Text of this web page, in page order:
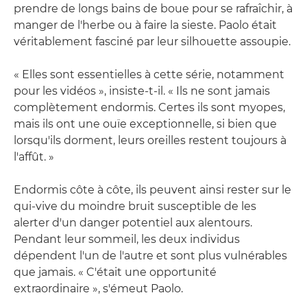
prendre de longs bains de boue pour se rafraîchir, à
manger de l'herbe ou à faire la sieste. Paolo était
véritablement fasciné par leur silhouette assoupie.
« Elles sont essentielles à cette série, notamment
pour les vidéos », insiste-t-il. « Ils ne sont jamais
complètement endormis. Certes ils sont myopes,
mais ils ont une ouïe exceptionnelle, si bien que
lorsqu'ils dorment, leurs oreilles restent toujours à
l'affût. »
Endormis côte à côte, ils peuvent ainsi rester sur le
qui-vive du moindre bruit susceptible de les
alerter d'un danger potentiel aux alentours.
Pendant leur sommeil, les deux individus
dépendent l'un de l'autre et sont plus vulnérables
que jamais. « C'était une opportunité
extraordinaire », s'émeut Paolo.